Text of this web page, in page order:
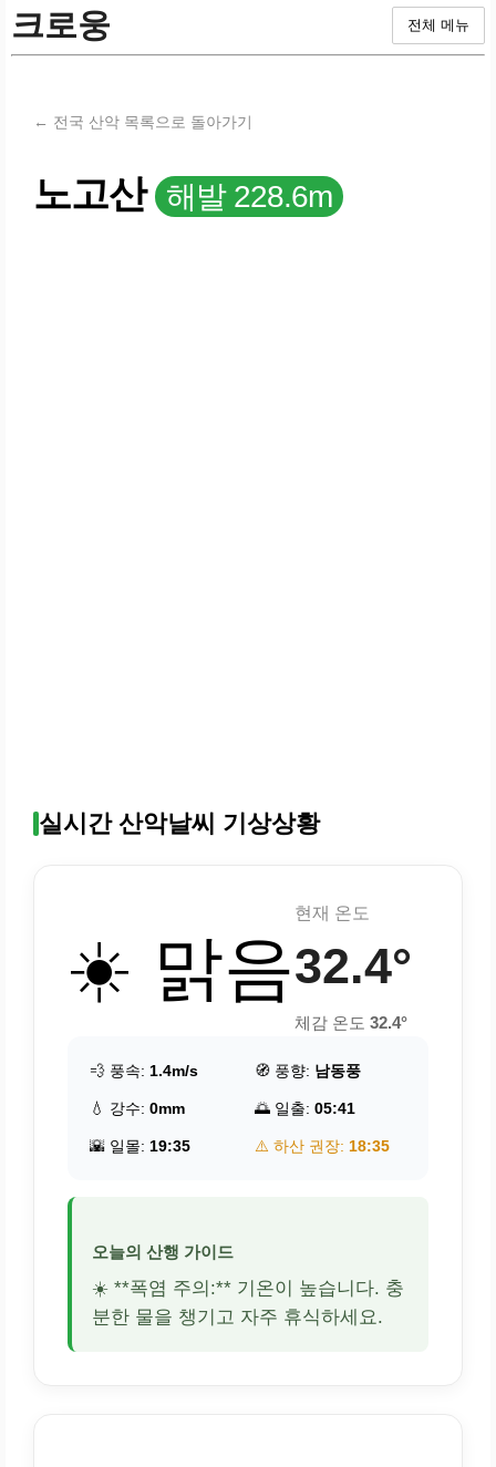
크로웅 전체 메뉴
← 전국 산악 목록으로 돌아가기
노고산 해발 228.6m
실시간 산악날씨 기상상황
☀️ 맑음
현재 온도
32.4°
체감 온도 32.4°
💨 풍속: 1.4m/s 🧭 풍향: 남동풍
💧 강수: 0mm 🌅 일출: 05:41
🌇 일몰: 19:35 ⚠️ 하산 권장: 18:35
오늘의 산행 가이드
☀️ **폭염 주의:** 기온이 높습니다. 충
분한 물을 챙기고 자주 휴식하세요.